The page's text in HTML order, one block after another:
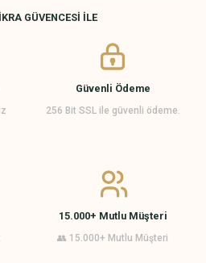
GÜVENCESİ İLE
Güvenli Ödeme
256 Bit SSL ile güvenli ödeme.
15.000+ Mutlu Müşteri
👥 15.000+ Mutlu Müşteri